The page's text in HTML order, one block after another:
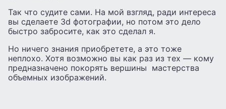
Так что судите сами. На мой взгляд, ради интереса
вы сделаете 3d фотографии, но потом это дело
быстро забросите, как это сделал я.
Но ничего знания приобретете, а это тоже
неплохо. Хотя возможно вы как раз из тех — кому
предназначено покорять вершины мастерства
объемных изображений.